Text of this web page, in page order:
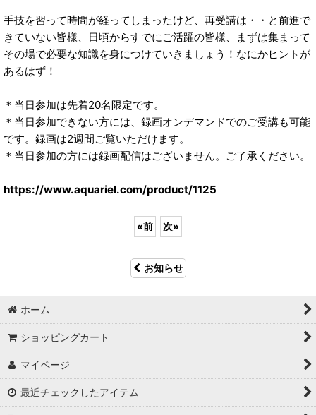
手技を習って時間が経ってしまったけど、再受講は・・と前進で
きていない皆様、日頃からすでにご活躍の皆様、まずは集まって
その場で必要な知識を身につけていきましょう！なにかヒントが
あるはず！
＊当日参加は先着20名限定です。
＊当日参加できない方には、録画オンデマンドでのご受講も可能
です。録画は2週間ご覧いただけます。
＊当日参加の方には録画配信はございません。ご了承ください。
https://www.aquariel.com/product/1125
«前 次»
お知らせ
ホーム
ショッピングカート
マイページ
最近チェックしたアイテム